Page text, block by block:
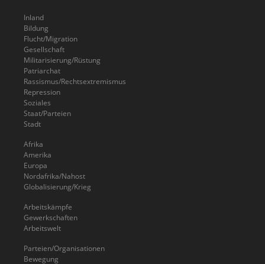
Inland
Bildung
Flucht/Migration
Gesellschaft
Militarisierung/Rüstung
Patriarchat
Rassismus/Rechtsextremismus
Repression
Soziales
Staat/Parteien
Stadt
Afrika
Amerika
Europa
Nordafrika/Nahost
Globalisierung/Krieg
Arbeitskämpfe
Gewerkschaften
Arbeitswelt
Parteien/Organisationen
Bewegung